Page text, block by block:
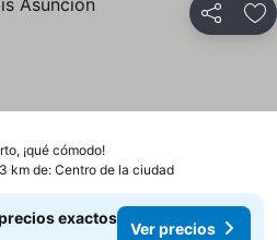
Compartir
¡qué cómodo!
km de: Centro de la ciudad
exactos
Ver precios